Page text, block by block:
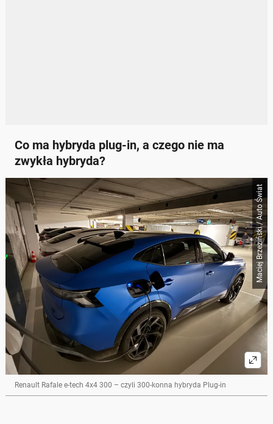
Co ma hybryda plug-in, a czego nie ma
zwykła hybryda?
Maciej Brzeziński / Auto Świat
Renault Rafale e-tech 4x4 300 – czyli 300-konna hybryda Plug-in